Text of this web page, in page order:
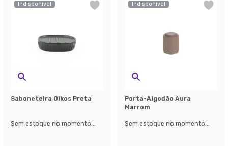
Indisponível
Saboneteira Oikos Preta
Sem estoque no momento...
Indisponível
Porta-Algodão Aura
Marrom
Sem estoque no momento...